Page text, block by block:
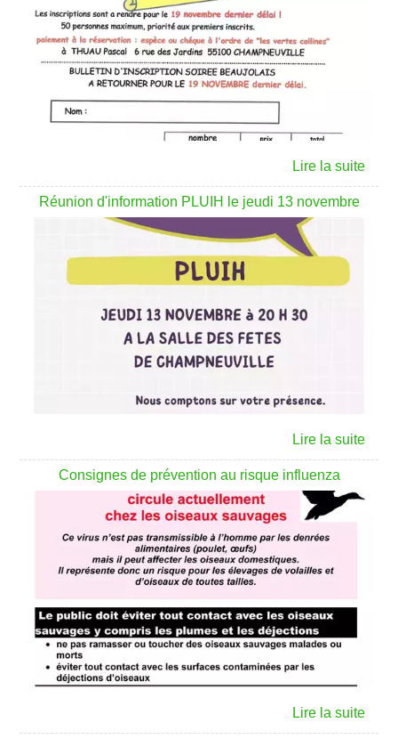
Réunion d'information PLUIH le jeudi 13 novembre
Consignes de prévention au risque influenza